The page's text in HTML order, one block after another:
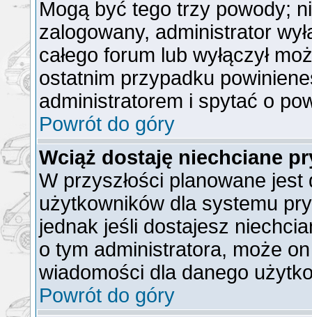
Mogą być tego trzy powody;
zalogowany, administrator
całego forum lub wyłączył
ostatnim przypadku
administratorem i spytać o
Powrót do góry
Wciąż dostaję niechciane
W przyszłości planowane
użytkowników dla systemu
jednak jeśli dostajesz
o tym administratora, może
wiadomości dla danego
Powrót do góry